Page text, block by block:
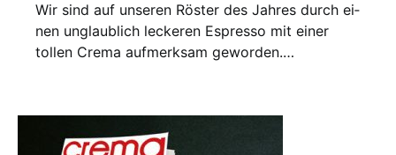
Wir sind auf unseren Röster des Jahres durch ei­
nen unglaublich leckeren Espres­so mit ei­ner
tollen Crema aufmerksam geworden.…